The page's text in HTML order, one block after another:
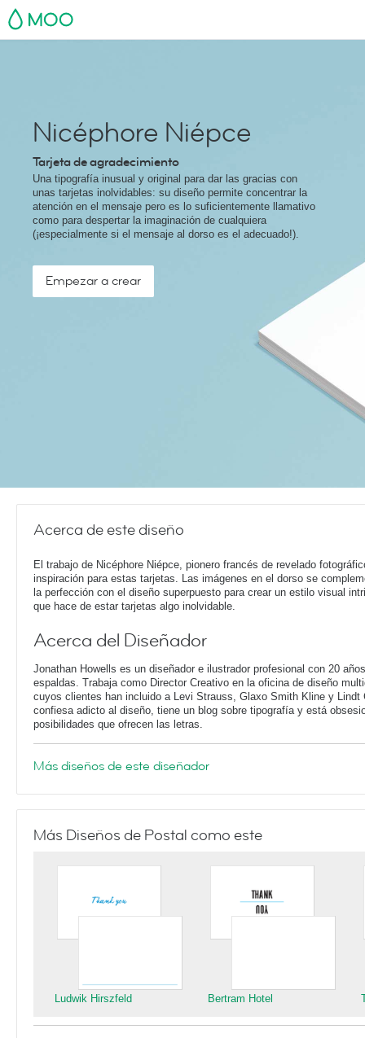
MOO
Nicéphore Niépce
Tarjeta de agradecimiento
Una tipografía inusual y original para dar las gracias con
unas tarjetas inolvidables: su diseño permite concentrar la
atención en el mensaje pero es lo suficientemente llamativo
como para despertar la imaginación de cualquiera
(¡especialmente si el mensaje al dorso es el adecuado!).
Empezar a crear
Acerca de este diseño
El trabajo de Nicéphore Niépce, pionero francés de revelado
inspiración para estas tarjetas. Las imágenes en el dorso se
la perfección con el diseño superpuesto para crear un estilo visual
que hace de estar tarjetas algo inolvidable.
Acerca del Diseñador
Jonathan Howells es un diseñador e ilustrador profesional con 20
espaldas. Trabaja como Director Creativo en la oficina de diseño
cuyos clientes han incluido a Levi Strauss, Glaxo Smith Kline y Lindt
confiesa adicto al diseño, tiene un blog sobre tipografía y está
posibilidades que ofrecen las letras.
Más diseños de este diseñador
Más Diseños de Postal como este
Ludwik Hirszfeld Bertram Hotel